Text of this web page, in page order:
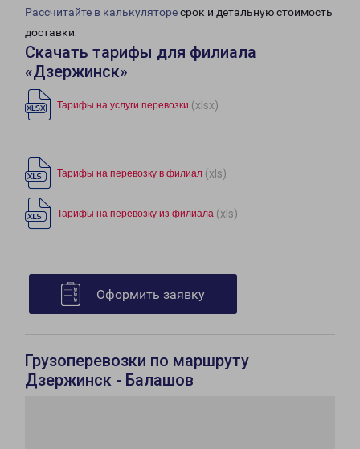
Рассчитайте в калькуляторесрок и детальную стоимость
доставки.
Скачать тарифы для филиала
«Дзержинск»
Тарифы на услуги перевозки (xlsx)
Тарифы на перевозку в филиал (xls)
Тарифы на перевозку из филиала (xls)
Оформить заявку
Грузоперевозки по маршруту
Дзержинск - Балашов